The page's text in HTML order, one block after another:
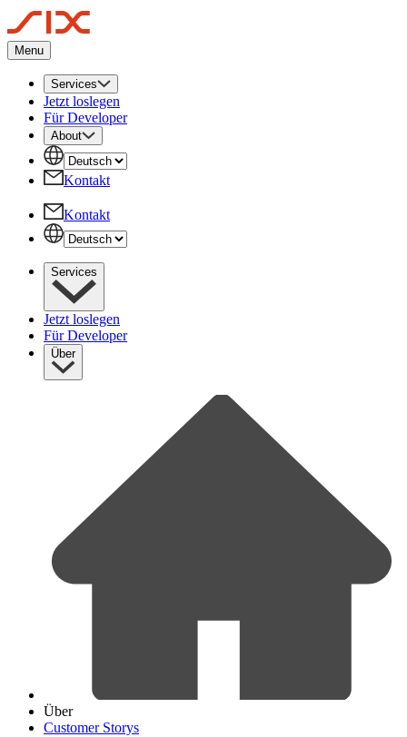
Menu
Services
Jetzt loslegen
Für Developer
About
Kontakt
Kontakt
Services
Jetzt loslegen
Für Developer
Über
Über
Customer Storys